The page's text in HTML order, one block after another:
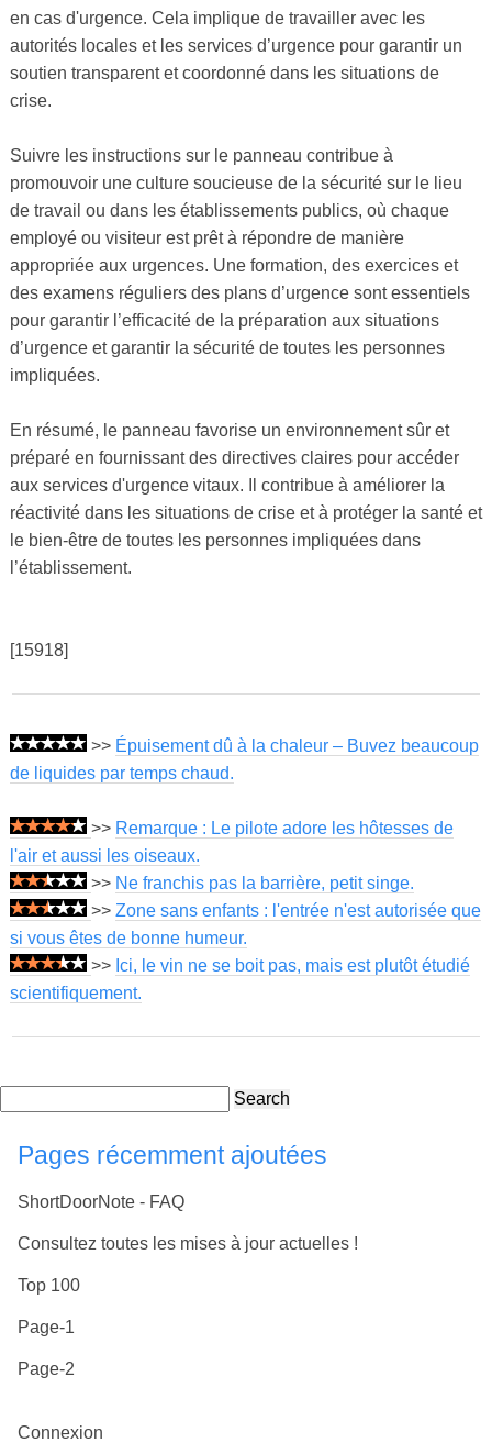
en cas d'urgence. Cela implique de travailler avec les
autorités locales et les services d’urgence pour garantir un
soutien transparent et coordonné dans les situations de
crise.
Suivre les instructions sur le panneau contribue à
promouvoir une culture soucieuse de la sécurité sur le lieu
de travail ou dans les établissements publics, où chaque
employé ou visiteur est prêt à répondre de manière
appropriée aux urgences. Une formation, des exercices et
des examens réguliers des plans d’urgence sont essentiels
pour garantir l’efficacité de la préparation aux situations
d’urgence et garantir la sécurité de toutes les personnes
impliquées.
En résumé, le panneau favorise un environnement sûr et
préparé en fournissant des directives claires pour accéder
aux services d'urgence vitaux. Il contribue à améliorer la
réactivité dans les situations de crise et à protéger la santé et
le bien-être de toutes les personnes impliquées dans
l’établissement.
[15918]
>> Épuisement dû à la chaleur – Buvez beaucoup
de liquides par temps chaud.
>> Remarque : Le pilote adore les hôtesses de
l'air et aussi les oiseaux.
>> Ne franchis pas la barrière, petit singe.
>> Zone sans enfants : l'entrée n'est autorisée que
si vous êtes de bonne humeur.
>> Ici, le vin ne se boit pas, mais est plutôt étudié
scientifiquement.
Search
Pages récemment ajoutées
ShortDoorNote - FAQ
Consultez toutes les mises à jour actuelles !
Top 100
Page-1
Page-2
Connexion